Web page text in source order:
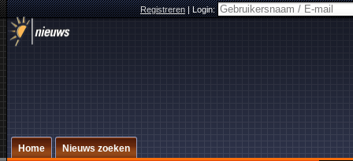
Registreren|Login:
Home Nieuws zoeken